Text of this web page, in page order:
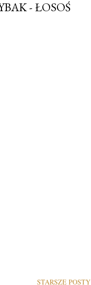
- ŁOSOŚ
STARSZE POSTY